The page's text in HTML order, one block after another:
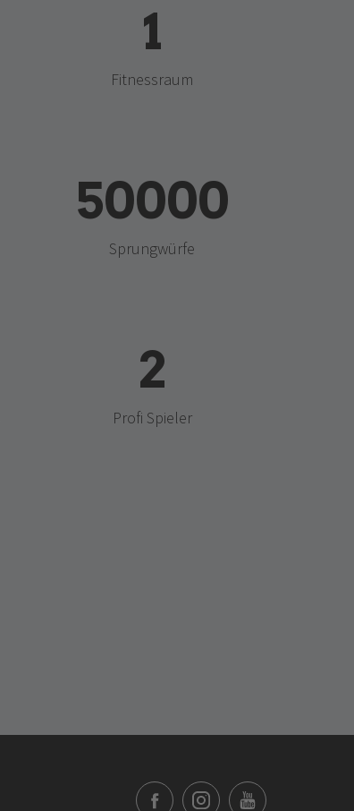
1
Fitnessraum
50000
Sprungwürfe
2
Profi Spieler